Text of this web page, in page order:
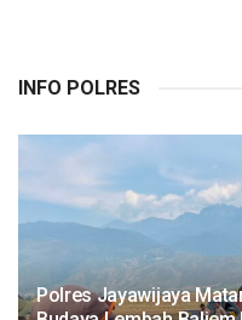
INFO POLRES
Polres Jayawijaya